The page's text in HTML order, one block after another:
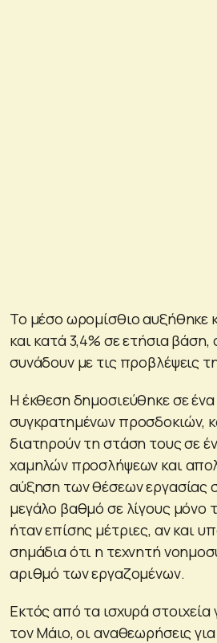
Το μέσο ωρομίσθιο αυξήθηκε
και κατά 3,4% σε ετήσια
συνάδουν με τις προβλέψεις
Η έκθεση δημοσιεύθηκε σε ένα
συγκρατημένων προσδοκιών,
διατηρούν τη στάση τους σε
χαμηλών προσλήψεων και
αύξηση των θέσεων εργασίας
μεγάλο βαθμό σε λίγους μόνο
ήταν επίσης μέτριες, αν και
σημάδια ότι η τεχνητή
αριθμό των εργαζομένων.
Εκτός από τα ισχυρά
τον Μάιο, οι αναθεωρήσεις